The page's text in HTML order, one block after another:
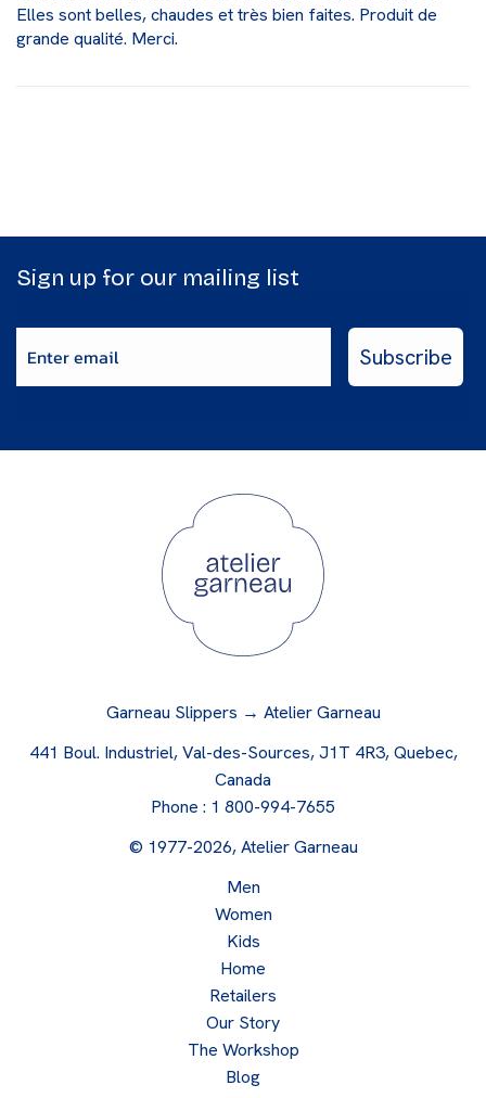
Elles sont belles, chaudes et très bien faites. Produit de
grande qualité. Merci.
Sign up for our mailing list
Subscribe
Garneau Slippers → Atelier Garneau
441 Boul. Industriel, Val-des-Sources, J1T 4R3, Quebec,
Canada
Phone : 1 800-994-7655
© 1977-2026, Atelier Garneau
Men
Women
Kids
Home
Retailers
Our Story
The Workshop
Blog